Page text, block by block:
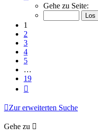
von
Gehe zu Seite:
1
2
3
4
5
…
19
Zur erweiterten Suche
Gehe zu